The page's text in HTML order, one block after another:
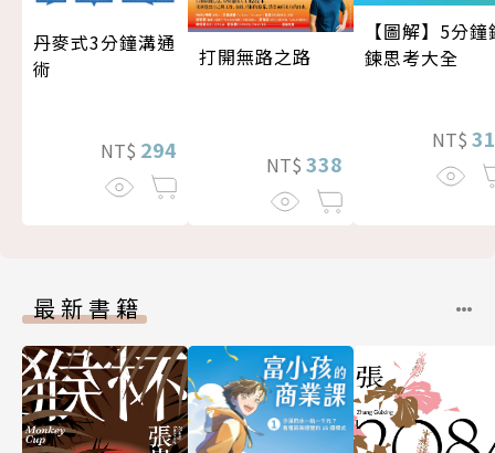
丹麥式3分鐘溝通
術
NT$ 294
打開無路之路
NT$ 338
【圖解】5分鐘
鍊思考大全
NT$
最新書籍